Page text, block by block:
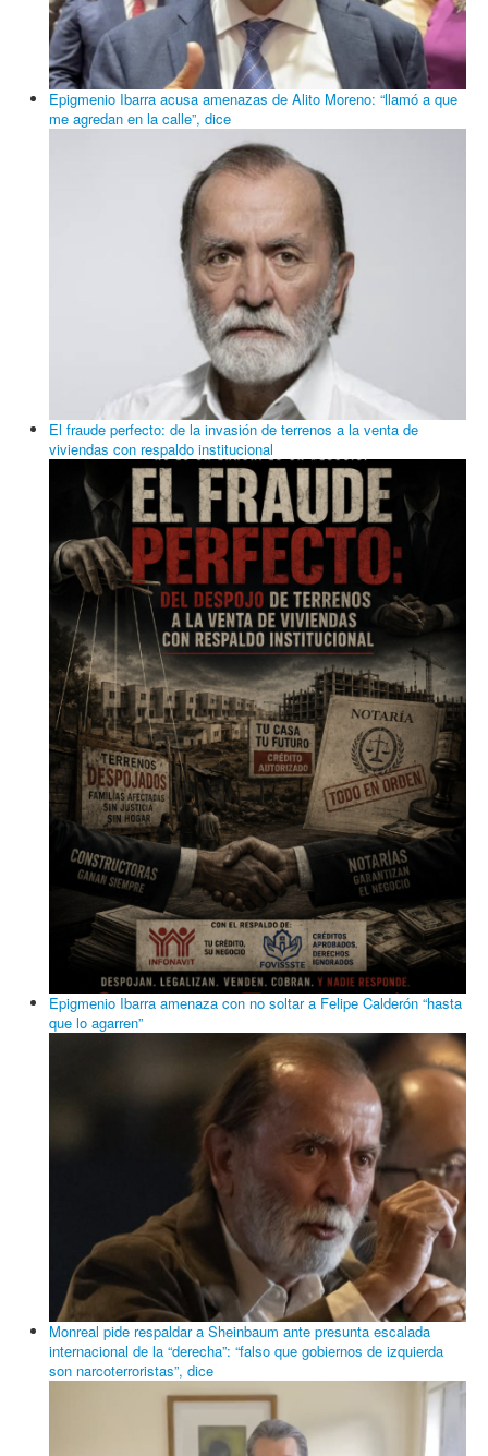
Epigmenio Ibarra acusa amenazas de Alito Moreno: “llamó a que
me agredan en la calle”, dice
El fraude perfecto: de la invasión de terrenos a la venta de
viviendas con respaldo institucional
Epigmenio Ibarra amenaza con no soltar a Felipe Calderón “hasta
que lo agarren”
Monreal pide respaldar a Sheinbaum ante presunta escalada
internacional de la “derecha”: “falso que gobiernos de izquierda
son narcoterroristas”, dice